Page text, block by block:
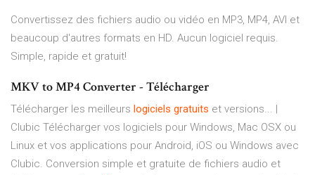
Convertissez des fichiers audio ou vidéo en MP3, MP4, AVI et
beaucoup d'autres formats en HD. Aucun logiciel requis.
Simple, rapide et gratuit!
MKV to MP4 Converter - Télécharger
Télécharger les meilleurs logiciels gratuits et versions... |
Clubic Télécharger vos logiciels pour Windows, Mac OSX ou
Linux et vos applications pour Android, iOS ou Windows avec
Clubic. Conversion simple et gratuite de fichiers audio et